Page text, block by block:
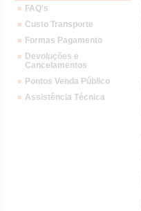
FAQ's
Custo Transporte
Formas Pagamento
Devoluções e
Cancelamentos
Pontos Venda Público
Assistência Técnica